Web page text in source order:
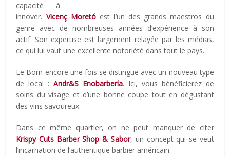
capacité à
innover. Vicenç Moretóest l’un des grands maestros du
genre avec de nombreuses années d’expérience à son
actif. Son expertise est largement relayée par les médias,
ce qui lui vaut une excellente notoriété dans tout le pays.
Le Born encore une fois se distingue avec un nouveau type
de local :Andr&S Enobarbería. Ici, vous bénéficierez de
soins du visage et d’une bonne coupe tout en dégustant
des vins savoureux.
Dans ce même quartier, on ne peut manquer de citer
Krispy Cuts Barber Shop & Sabor, un concept qui se veut
l’incarnation de l’authentique barbier américain.